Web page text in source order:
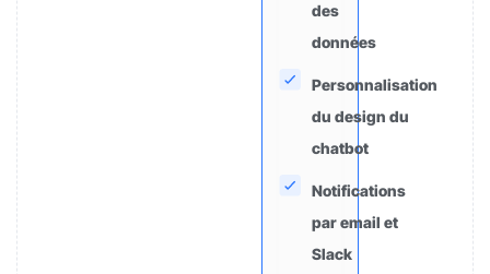
des
données
Personnalisation
du design du
chatbot
Notifications
par email et
Slack